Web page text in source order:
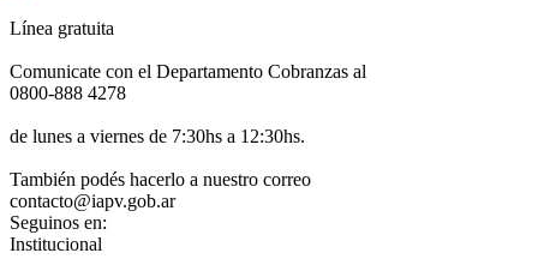
Línea gratuita
Comunicate con el Departamento Cobranzas al
0800-888 4278
de lunes a viernes de 7:30hs a 12:30hs.
También podés hacerlo a nuestro correo
contacto@iapv.gob.ar
Seguinos en:
Institucional